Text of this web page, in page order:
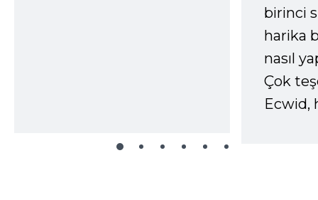
birinci
harika
nasıl
Çok
Ecwid,